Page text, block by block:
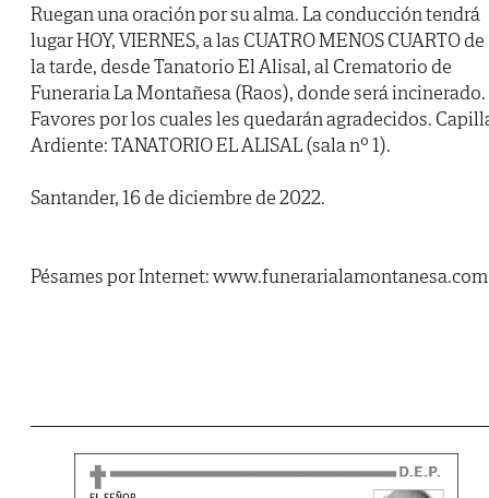
Ruegan una oración por su alma. La conducción tendrá
lugar HOY, VIERNES, a las CUATRO MENOS CUARTO de
la tarde, desde Tanatorio El Alisal, al Crematorio de
Funeraria La Montañesa (Raos), donde será incinerado.
Favores por los cuales les quedarán agradecidos.
Ardiente: TANATORIO EL ALISAL (sala nº 1).
Santander, 16 de diciembre de 2022.
Pésames por Internet: www.funerarialamontanesa.com